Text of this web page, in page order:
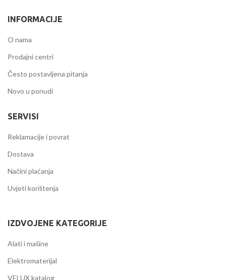
INFORMACIJE
O nama
Prodajni centri
Često postavljena pitanja
Novo u ponudi
SERVISI
Reklamacije i povrat
Dostava
Načini plaćanja
Uvjeti korištenja
IZDVOJENE KATEGORIJE
Alati i mašine
Elektromaterijal
VELUX katalog